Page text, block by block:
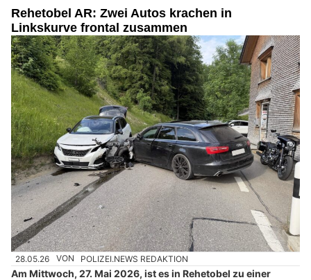
Rehetobel AR: Zwei Autos krachen in
Linkskurve frontal zusammen
28.05.26 VON POLIZEI.NEWS REDAKTION
Am Mittwoch, 27. Mai 2026, ist es in Rehetobel zu einer